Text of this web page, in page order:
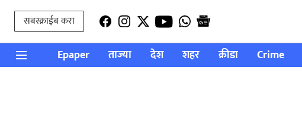
सबस्क्राईब करा
Epaper ताज्या देश शहर क्रीडा Crime